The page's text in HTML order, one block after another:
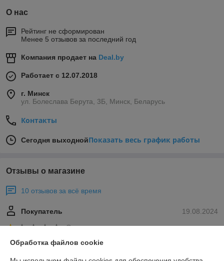
О нас
Рейтинг не сформирован
Менее 5 отзывов за последний год
Компания продает на Deal.by
Работает с 12.07.2018
г. Минск
ул. Болеслава Берута, 3Б, Минск, Беларусь
Контакты
Сегодня выходнойПоказать весь график работы
Отзывы о магазине
10 отзывов за всё время
19.08.2024
Покупатель
Очень плохо
Все очень хорошо, но товара не было в наличии!
Обработка файлов cookie